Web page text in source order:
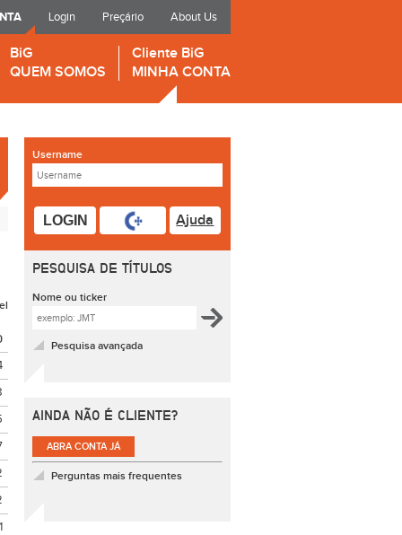
Login Preçário About Us
BiG
QUEM SOMOS
Cliente BiG
MINHA CONTA
Username
LOGIN Ajuda
PESQUISA DE TÍTULOS
Nome ou ticker
Pesquisa avançada
AINDA NÃO É CLIENTE?
ABRA CONTA JÁ
Perguntas mais frequentes